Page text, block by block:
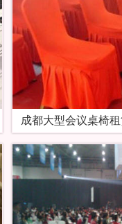
成都大型会议桌椅